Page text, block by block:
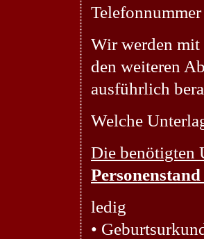
Wir werden mit
den weiteren
ausführlich
Welche
Die benötigten
ledig
•